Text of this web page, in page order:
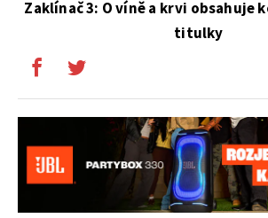
Zaklínač 3: O víně a krvi obsahuje
titulky